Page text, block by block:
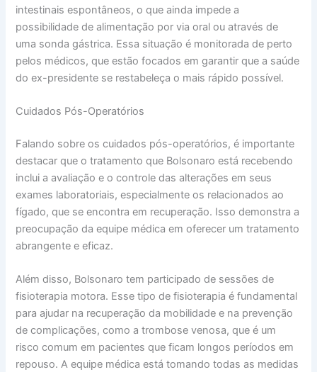
intestinais espontâneos, o que ainda impede a
possibilidade de alimentação por via oral ou através de
uma sonda gástrica. Essa situação é monitorada de perto
pelos médicos, que estão focados em garantir que a saúde
do ex-presidente se restabeleça o mais rápido possível.
Cuidados Pós-Operatórios
Falando sobre os cuidados pós-operatórios, é importante
destacar que o tratamento que Bolsonaro está recebendo
inclui a avaliação e o controle das alterações em seus
exames laboratoriais, especialmente os relacionados ao
fígado, que se encontra em recuperação. Isso demonstra a
preocupação da equipe médica em oferecer um tratamento
abrangente e eficaz.
Além disso, Bolsonaro tem participado de sessões de
fisioterapia motora. Esse tipo de fisioterapia é fundamental
para ajudar na recuperação da mobilidade e na prevenção
de complicações, como a trombose venosa, que é um
risco comum em pacientes que ficam longos períodos em
repouso. A equipe médica está tomando todas as medidas